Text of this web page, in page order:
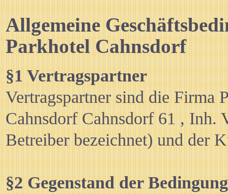
Allgemeine
Parkhotel Cahnsdorf
§1 Vertragspartner
Vertragspartner sind die Firma
Cahnsdorf Cahnsdorf 61 , Inh.
Betreiber bezeichnet) und der
§2 Gegenstand der